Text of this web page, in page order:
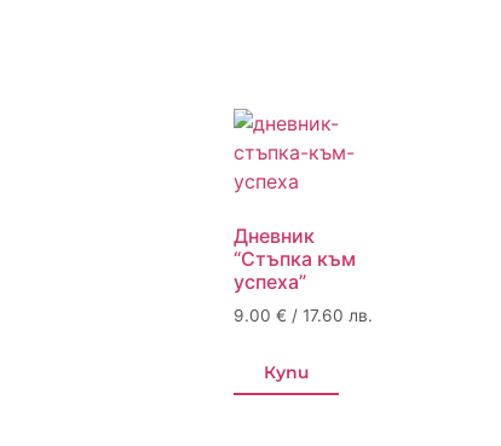
Дневник
“Стъпка към
успеха”
9.00€ / 17.60 лв.
Купи